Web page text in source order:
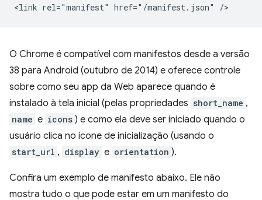
O Chrome é compatível com manifestos desde a versão
38 para Android (outubro de 2014) e oferece controle
sobre como seu app da Web aparece quando é
instalado à tela inicial (pelas propriedades short_name ,
name e icons ) e como ela deve ser iniciado quando o
usuário clica no ícone de inicialização (usando o
start_url , display e orientation ).
Confira um exemplo de manifesto abaixo. Ele não
mostra tudo o que pode estar em um manifesto do